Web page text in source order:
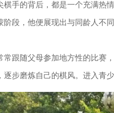
棋手的背后，都是一个充满热
阶段，他便展现出与同龄人不
常跟随父母参加地方性的比赛
逐步磨炼自己的棋风。进入青